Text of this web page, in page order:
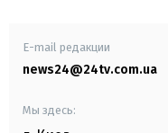
E-mail редакции
news24@24tv.com.ua
Мы здесь: